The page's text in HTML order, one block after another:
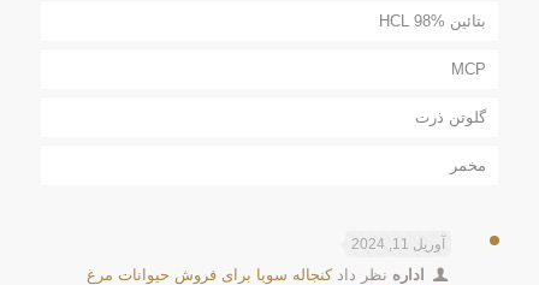
بتائین HCL 98%
MCP
گلوتن ذرت
مخمر
آوریل 11, 2024
اداره نظر دادكنجاله سويا برای فروش حیوانات مرغ